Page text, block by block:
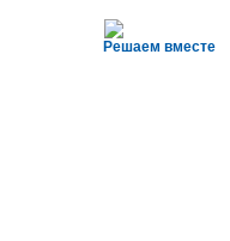
Решаем вместе